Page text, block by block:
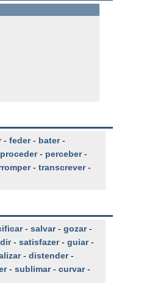
- feder- bater-
proceder- perceber-
- transcrever-
- salvar- gozar-
- satisfazer- guiar-
- distender-
- sublimar- curvar-